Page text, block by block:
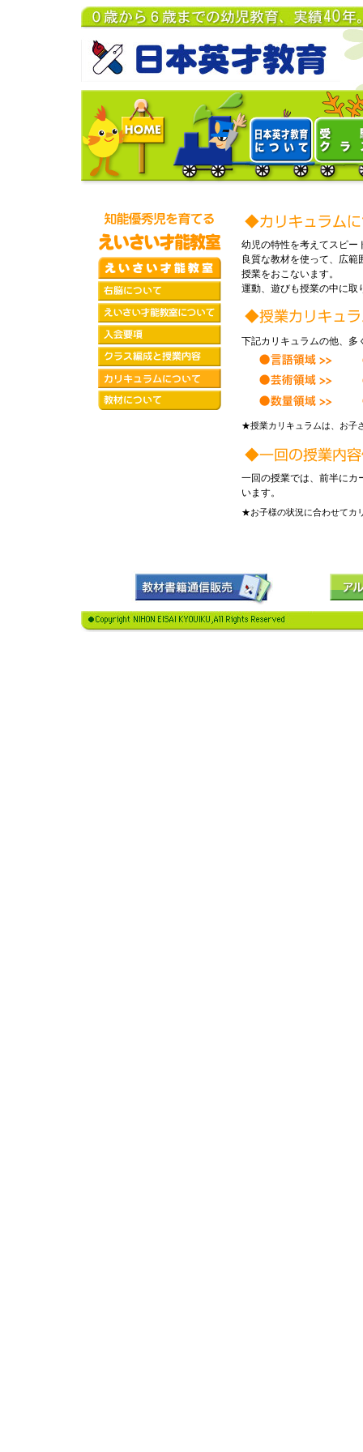
幼児の特性を考えてスピー
良質な教材を使って、広
授業をおこないます。
運動、遊びも授業の中に取
下記カリキュラムの他、多
★授業カリキュラムは、お子
一回の授業では、前半にカ
います。
★お子様の状況に合わせてカ